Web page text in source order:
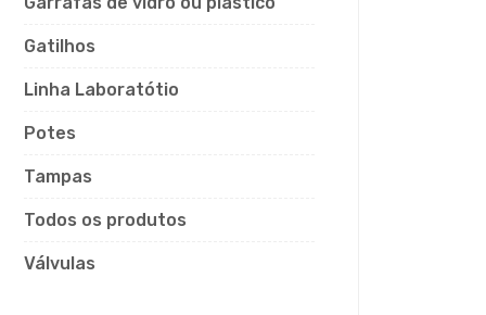
Gatilhos
Linha Laboratótio
Potes
Tampas
Todos os produtos
Válvulas